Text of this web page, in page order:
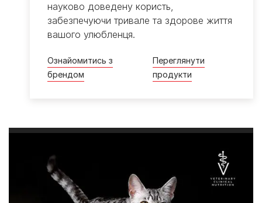
науково доведену користь,
забезпечуючи тривале та здорове життя
вашого улюбленця.
Ознайомитись з
брендом
Переглянути
продукти